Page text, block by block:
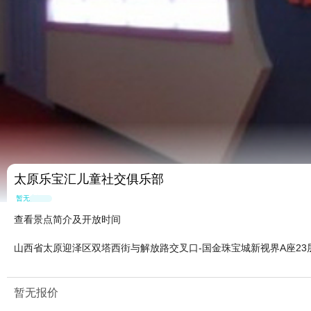
太原乐宝汇儿童社交俱乐部
暂无点评
查看景点简介及开放时间
山西省太原迎泽区双塔西街与解放路交叉口-国金珠宝城新视界A座23
暂无报价